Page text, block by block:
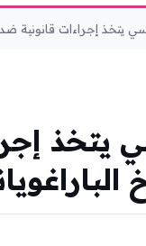
يتخذ إجراءات قانونية
يتخذ